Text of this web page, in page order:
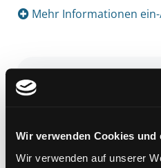
Wir verwenden Cookies und
Wir verwenden auf unserer
Mehr Informationen
Exemplare